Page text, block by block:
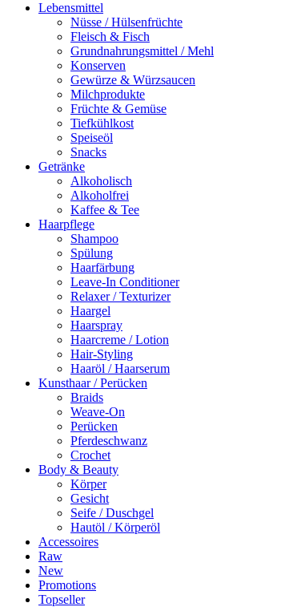
Lebensmittel
Nüsse / Hülsenfrüchte
Fleisch & Fisch
Grundnahrungsmittel / Mehl
Konserven
Gewürze & Würzsaucen
Milchprodukte
Früchte & Gemüse
Tiefkühlkost
Speiseöl
Snacks
Getränke
Alkoholisch
Alkoholfrei
Kaffee & Tee
Haarpflege
Shampoo
Spülung
Haarfärbung
Leave-In Conditioner
Relaxer / Texturizer
Haargel
Haarspray
Haarcreme / Lotion
Hair-Styling
Haaröl / Haarserum
Kunsthaar / Perücken
Braids
Weave-On
Perücken
Pferdeschwanz
Crochet
Body & Beauty
Körper
Gesicht
Seife / Duschgel
Hautöl / Körperöl
Accessoires
Raw
New
Promotions
Topseller